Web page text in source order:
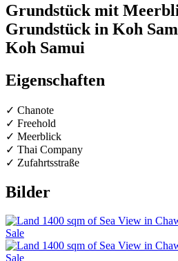
Grundstück mit
Grundstück in Koh
Koh Samui
Eigenschaften
✓ Chanote
✓ Freehold
✓ Meerblick
✓ Thai Company
✓ Zufahrtsstraße
Bilder